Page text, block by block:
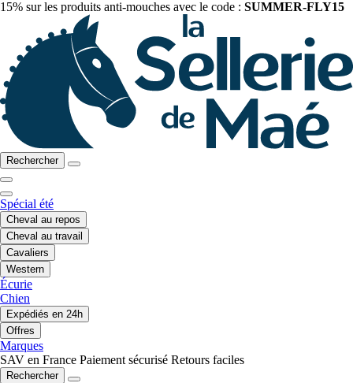
15% sur les produits anti-mouches avec le code : SUMMER-FLY15
Rechercher
Spécial été
Cheval au repos
Cheval au travail
Cavaliers
Western
Écurie
Chien
Expédiés en 24h
Offres
Marques
SAV en France Paiement sécurisé Retours faciles
Rechercher